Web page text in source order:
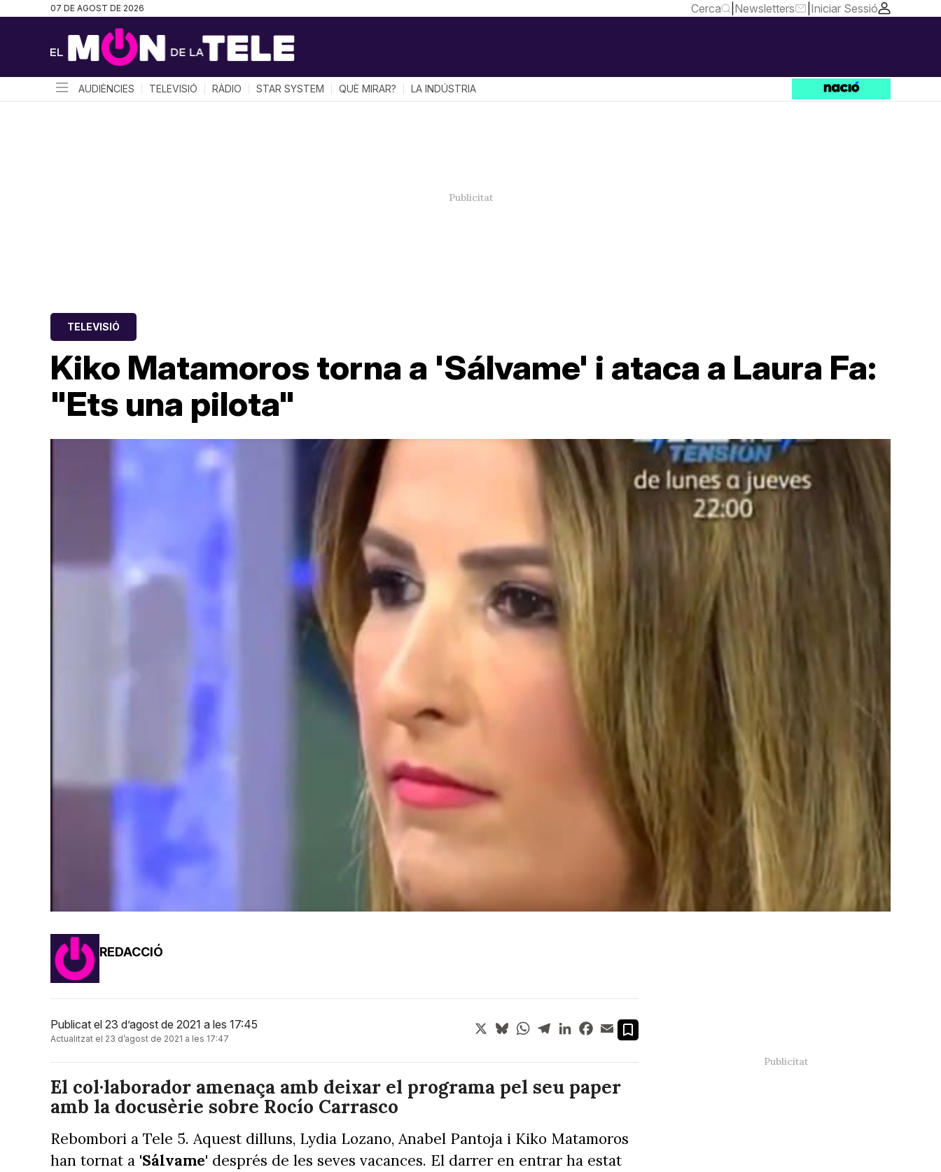
07 DE AGOST DE 2026 Cerca Newsletters Iniciar Sessió
AUDIÈNCIES TELEVISIÓ RÀDIO STAR SYSTEM QUÈ MIRAR? LA INDÚSTRIA
Kiko Matamoros torna a 'Sálvame' i ataca a Laura Fa:
"Ets una pilota"
TELEVISIÓ
REDACCIÓ
Publicat el 23 d’agost de 2021 a les 17:45
Actualitzat el 23 d’agost de 2021 a les 17:47
X BlueskyWhatsApp
TelegramLinkedInFacebook
Email
El col·laborador amenaça amb deixar el programa pel seu paper
amb la docusèrie sobre Rocío Carrasco
Rebombori a Tele 5. Aquest dilluns, Lydia Lozano, Anabel Pantoja i Kiko Matamoros
han tornat a 'Sálvame' després de les seves vacances. El darrer en entrar ha estat